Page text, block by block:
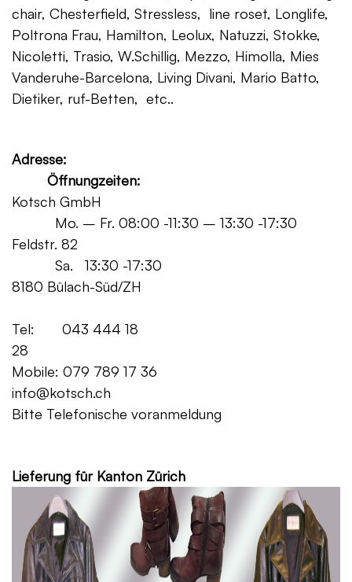
chair, Chesterfield, Stressless, line roset, Longlife,
Poltrona Frau, Hamilton, Leolux, Natuzzi, Stokke,
Nicoletti, Trasio, W.Schillig, Mezzo, Himolla, Mies
Vanderuhe-Barcelona, Living Divani, Mario Batto,
Dietiker, ruf-Betten, etc..
Adresse:
Öffnungzeiten:
Kotsch GmbH
Mo. – Fr. 08:00 -11:30 – 13:30 -17:30
Feldstr. 82
Sa. 13:30 -17:30
8180 Bülach-Süd/ZH
Tel: 043 444 18
28
Mobile: 079 789 17 36
info@kotsch.ch
Bitte Telefonische voranmeldung
Lieferung für Kanton Zürich